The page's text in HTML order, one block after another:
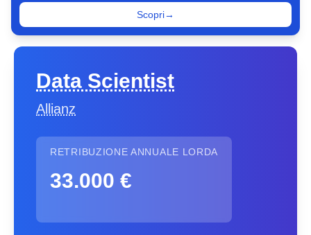
Scopri→
Data Scientist
Allianz
RETRIBUZIONE ANNUALE LORDA
33.000 €